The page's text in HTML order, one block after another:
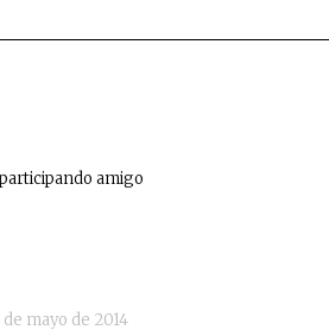
amigo
de mayo de 2014